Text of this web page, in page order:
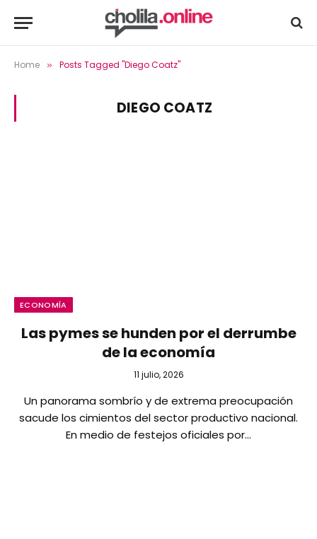
Home » Posts Tagged "Diego Coatz"
DIEGO COATZ
ECONOMÍA
Las pymes se hunden por el derrumbe
de la economía
11 julio, 2026
Un panorama sombrío y de extrema preocupación
sacude los cimientos del sector productivo nacional.
En medio de festejos oficiales por…